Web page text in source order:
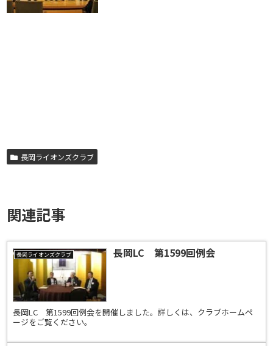
長岡ライオンズクラブ
関連記事
長岡ライオンズクラブ 長岡LC 第1599回例会
長岡LC 第1599回例会を開催しました。詳しくは、クラブホームペ
ージをご覧ください。